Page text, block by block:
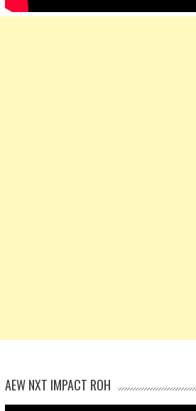
AEW NXT IMPACT ROH